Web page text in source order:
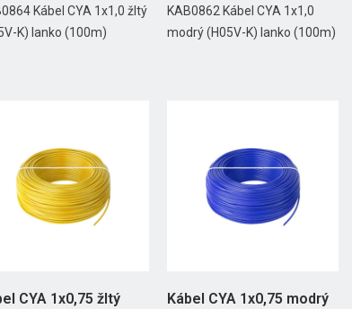
Kábel CYA 1x1,0 žltý
K) lanko (100m)
KAB0862 Kábel CYA 1x1,0
modrý (H05V-K) lanko (100m)
CYA 1x0,75 žltý
Kábel CYA 1x0,75 modrý